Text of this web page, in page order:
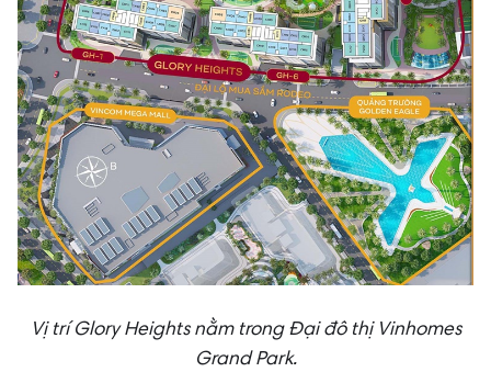
Vị trí Glory Heights nằm trong Đại đô thị Vinhomes
Grand Park.